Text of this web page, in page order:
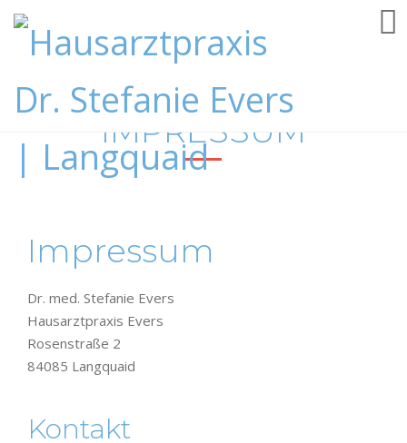
IMPRESSUM
Impressum
Dr. med. Stefanie Evers
Hausarztpraxis Evers
Rosenstraße 2
84085 Langquaid
Kontakt